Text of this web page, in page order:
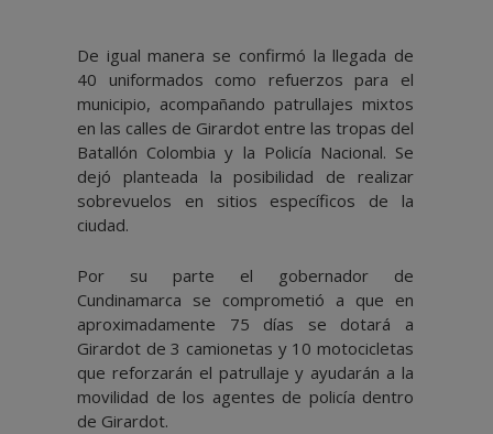
De igual manera se confirmó la llegada de
40 uniformados como refuerzos para el
municipio, acompañando patrullajes mixtos
en las calles de Girardot entre las tropas del
Batallón Colombia y la Policía Nacional. Se
dejó planteada la posibilidad de realizar
sobrevuelos en sitios específicos de la
ciudad.
Por su parte el gobernador de
Cundinamarca se comprometió a que en
aproximadamente 75 días se dotará a
Girardot de 3 camionetas y 10 motocicletas
que reforzarán el patrullaje y ayudarán a la
movilidad de los agentes de policía dentro
de Girardot.